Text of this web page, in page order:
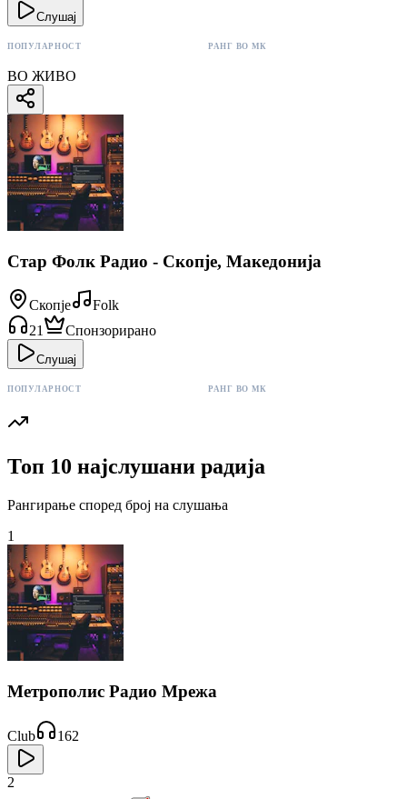
Слушај
ПОПУЛАРНОСТ РАНГ ВО МК
ВО ЖИВО
Стар Фолк Радио - Скопје, Македонија
Скопје
Folk
21
Спонзорирано
Слушај
ПОПУЛАРНОСТ РАНГ ВО МК
Топ 10 најслушани радија
Рангирање според број на слушања
1
Метрополис Радио Мрежа
Club 162
2